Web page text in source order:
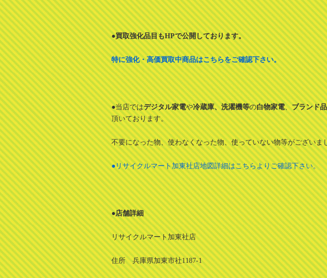
●買取強化品目もHPで公開しております。
特に強化・高価買取中商品はこちらをご確認下さい。
●当店ではデジタル家電や冷蔵庫、洗濯機等の白物家電、ブランド品
頂いております。
不要になった物、使わなくなった物、使っていない物等がござい
●リサイクルマート加東社店地図詳細はこちらよりご確認下さい。
●店舗詳細
リサイクルマート加東社店
住所 兵庫県加東市社1187-1